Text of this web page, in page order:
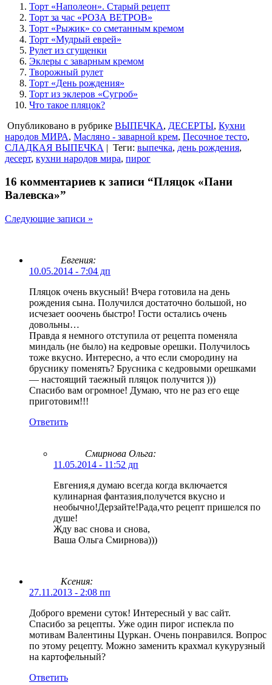
Торт «Наполеон». Старый рецепт
Торт за час «РОЗА ВЕТРОВ»
Торт «Рыжик» со сметанным кремом
Торт «Мудрый еврей»
Рулет из сгущенки
Эклеры с заварным кремом
Творожный рулет
Торт «День рождения»
Торт из эклеров «Сугроб»
Что такое пляцок?
Опубликовано в рубрике ВЫПЕЧКА, ДЕСЕРТЫ, Кухни
народов МИРА, Масляно - заварной крем, Песочное тесто,
СЛАДКАЯ ВЫПЕЧКА | Теги: выпечка, день рождения,
десерт, кухни народов мира, пирог
16 комментариев к записи “Пляцок «Пани
Валевска»”
Следующие записи »
Евгения:
10.05.2014 - 7:04 дп
Пляцок очень вкусный! Вчера готовила на день
рождения сына. Получился достаточно большой, но
исчезает ооочень быстро! Гости остались очень
довольны…
Правда я немного отступила от рецепта поменяла
миндаль (не было) на кедровые орешки. Получилось
тоже вкусно. Интересно, а что если смородину на
бруснику поменять? Брусника с кедровыми орешками
— настоящий таежный пляцок получится )))
Спасибо вам огромное! Думаю, что не раз его еще
приготовим!!!
Ответить
Смирнова Ольга:
11.05.2014 - 11:52 дп
Евгения,я думаю всегда когда включается
кулинарная фантазия,получется вкусно и
необычно!Дерзайте!Рада,что рецепт пришелся по
душе!
Жду вас снова и снова,
Ваша Ольга Смирнова)))
Ксения:
27.11.2013 - 2:08 пп
Доброго времени суток! Интересный у вас сайт.
Спасибо за рецепты. Уже один пирог испекла по
мотивам Валентины Цуркан. Очень понравился. Вопрос
по этому рецепту. Можно заменить крахмал кукурузный
на картофельный?
Ответить